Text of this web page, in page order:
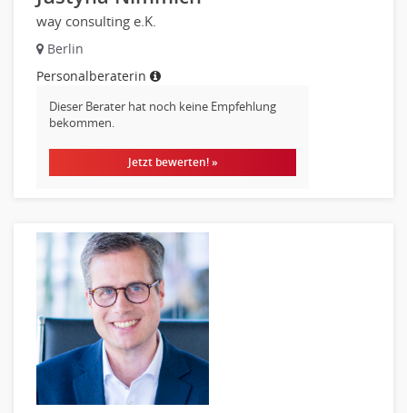
way consulting e.K.
Berlin
Personalberaterin
Dieser Berater hat noch keine Empfehlung
bekommen.
Jetzt bewerten! »